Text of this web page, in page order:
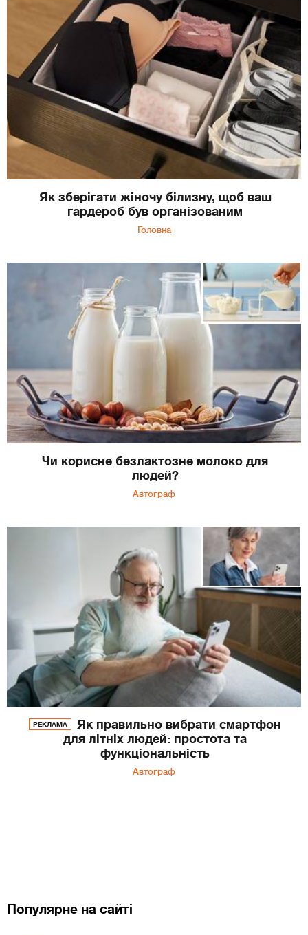
Як зберігати жіночу білизну, щоб ваш
гардероб був організованим
Головна
Чи корисне безлактозне молоко для
людей?
Автограф
РЕКЛАМА
Як правильно вибрати смартфон
для літніх людей: простота та
функціональність
Автограф
Популярне на сайті